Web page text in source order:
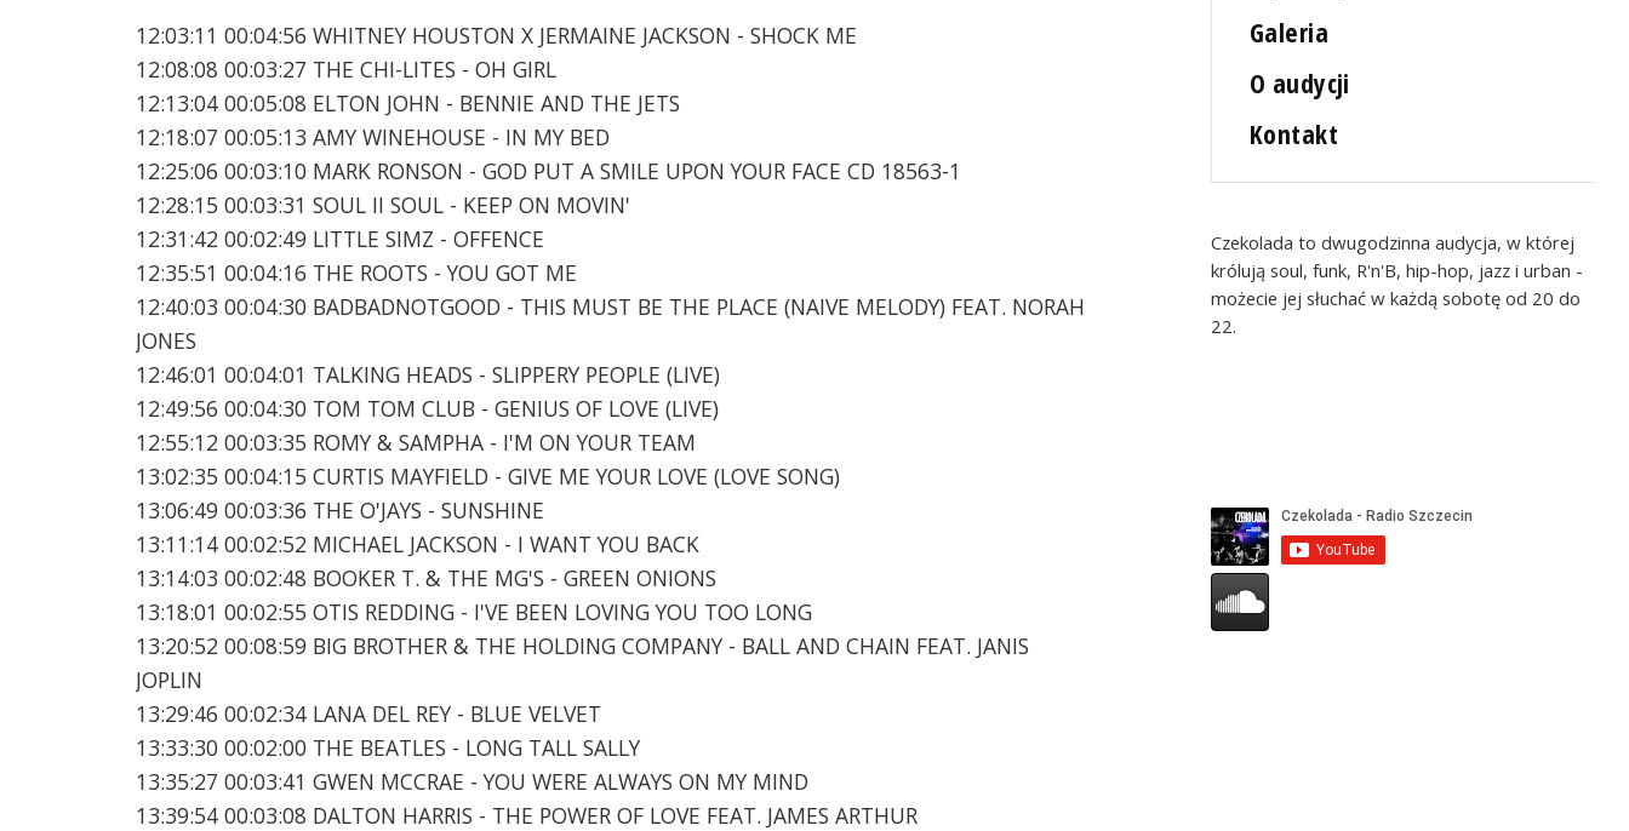
12:03:11 00:04:56 WHITNEY HOUSTON X JERMAINE JACKSON - SHOCK ME
12:08:08 00:03:27 THE CHI-LITES - OH GIRL
12:13:04 00:05:08 ELTON JOHN - BENNIE AND THE JETS
12:18:07 00:05:13 AMY WINEHOUSE - IN MY BED
12:25:06 00:03:10 MARK RONSON - GOD PUT A SMILE UPON YOUR FACE CD 18563-1
12:28:15 00:03:31 SOUL II SOUL - KEEP ON MOVIN'
12:31:42 00:02:49 LITTLE SIMZ - OFFENCE
12:35:51 00:04:16 THE ROOTS - YOU GOT ME
12:40:03 00:04:30 BADBADNOTGOOD - THIS MUST BE THE PLACE (NAIVE MELODY) FEAT. NORAH
JONES
12:46:01 00:04:01 TALKING HEADS - SLIPPERY PEOPLE (LIVE)
12:49:56 00:04:30 TOM TOM CLUB - GENIUS OF LOVE (LIVE)
12:55:12 00:03:35 ROMY & SAMPHA - I'M ON YOUR TEAM
13:02:35 00:04:15 CURTIS MAYFIELD - GIVE ME YOUR LOVE (LOVE SONG)
13:06:49 00:03:36 THE O'JAYS - SUNSHINE
13:11:14 00:02:52 MICHAEL JACKSON - I WANT YOU BACK
13:14:03 00:02:48 BOOKER T. & THE MG'S - GREEN ONIONS
13:18:01 00:02:55 OTIS REDDING - I'VE BEEN LOVING YOU TOO LONG
13:20:52 00:08:59 BIG BROTHER & THE HOLDING COMPANY - BALL AND CHAIN FEAT. JANIS
JOPLIN
13:29:46 00:02:34 LANA DEL REY - BLUE VELVET
13:33:30 00:02:00 THE BEATLES - LONG TALL SALLY
13:35:27 00:03:41 GWEN MCCRAE - YOU WERE ALWAYS ON MY MIND
13:39:54 00:03:08 DALTON HARRIS - THE POWER OF LOVE FEAT. JAMES ARTHUR
Galeria
O audycji
Kontakt
Czekolada to dwugodzinna audycja, w której
królują soul, funk, R'n'B, hip-hop, jazz i urban -
możecie jej słuchać w każdą sobotę od 20 do
22.